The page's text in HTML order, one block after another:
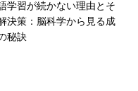
学習が続かない理由とそ
決策：脳科学から見る成
秘訣